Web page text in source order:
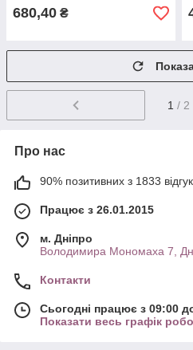
680,40 ₴
1 / 2
Про нас
90% позитивних з 1833
Працює з 26.01.2015
м. Дніпро
Володимира Мономаха 7,
Контакти
Сьогодні працює з 09:00
Показати весь графік